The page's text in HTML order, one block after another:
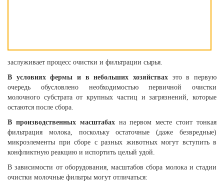
заслуживает процесс очистки и фильтрации сырья.
В условиях фермы и в небольших хозяйствах это в первую
очередь обусловлено необходимостью первичной очистки
молочного субстрата от крупных частиц и загрязнений, которые
остаются после сбора.
В производственных масштабах на первом месте стоит тонкая
фильтрация молока, поскольку остаточные (даже безвредные)
микроэлементы при сборе с разных животных могут вступить в
конфликтную реакцию и испортить целый удой.
В зависимости от оборудования, масштабов сбора молока и стадии
очистки молочные фильтры могут отличаться: